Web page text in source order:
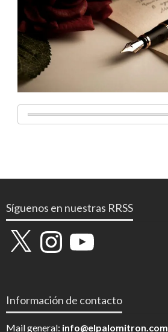
Síguenos en nuestras RRSS
X InstagramYouTube
Información de contacto
Mail general: info@elpalomitron.com